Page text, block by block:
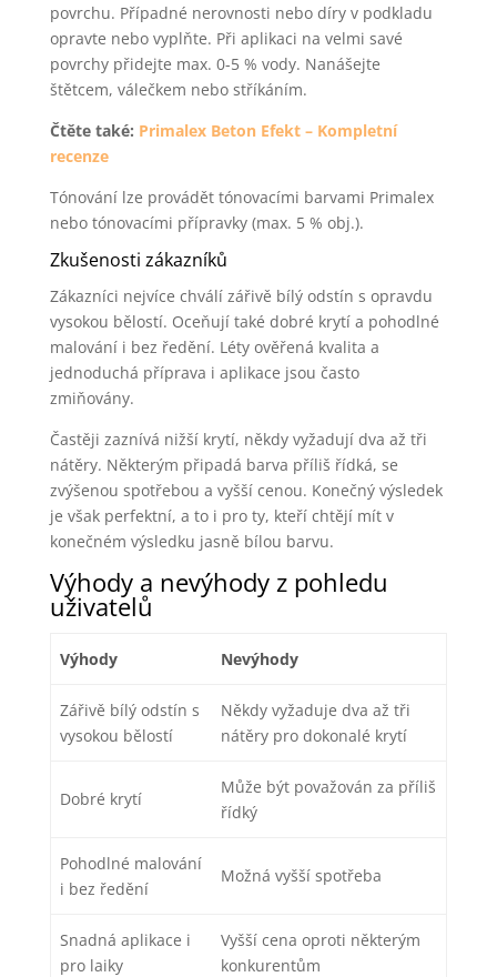
povrchu. Případné nerovnosti nebo díry v podkladu
opravte nebo vyplňte. Při aplikaci na velmi savé
povrchy přidejte max. 0-5 % vody. Nanášejte
štětcem, válečkem nebo stříkáním.
Čtěte také: Primalex Beton Efekt – Kompletní
recenze
Tónování lze provádět tónovacími barvami Primalex
nebo tónovacími přípravky (max. 5 % obj.).
Zkušenosti zákazníků
Zákazníci nejvíce chválí zářivě bílý odstín s opravdu
vysokou bělostí. Oceňují také dobré krytí a pohodlné
malování i bez ředění. Léty ověřená kvalita a
jednoduchá příprava i aplikace jsou často
zmiňovány.
Častěji zaznívá nižší krytí, někdy vyžadují dva až tři
nátěry. Některým připadá barva příliš řídká, se
zvýšenou spotřebou a vyšší cenou. Konečný výsledek
je však perfektní, a to i pro ty, kteří chtějí mít v
konečném výsledku jasně bílou barvu.
Výhody a nevýhody z pohledu
uživatelů
Výhody Nevýhody
Zářivě bílý odstín s
vysokou bělostí
Někdy vyžaduje dva až tři
nátěry pro dokonalé krytí
Dobré krytí
Může být považován za příliš
řídký
Pohodlné malování
i bez ředění
Možná vyšší spotřeba
Snadná aplikace i
pro laiky
Vyšší cena oproti některým
konkurentům